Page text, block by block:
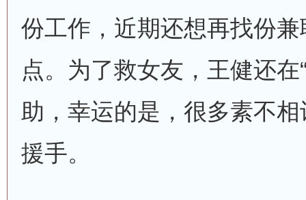
份工作，近期还想再找份
点。为了救女友，王健还在
助，幸运的是，很多素不
援手。